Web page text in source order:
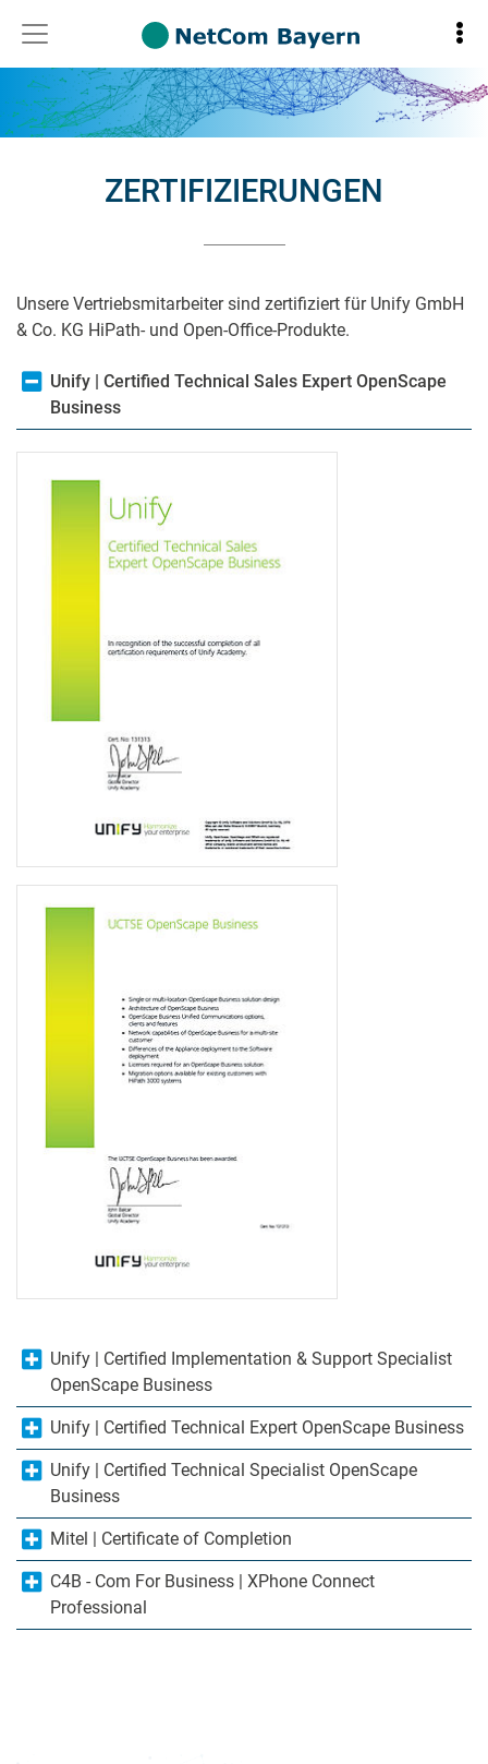
ZERTIFIZIERUNGEN
Unsere Vertriebsmitarbeiter sind zertifiziert für Unify GmbH
& Co. KG HiPath- und Open-Office-Produkte.
Unify | Certified Technical Sales Expert OpenScape
Business
Unify | Certified Implementation & Support Specialist
OpenScape Business
Unify | Certified Technical Expert OpenScape Business
Unify | Certified Technical Specialist OpenScape
Business
Mitel | Certificate of Completion
C4B - Com For Business | XPhone Connect
Professional